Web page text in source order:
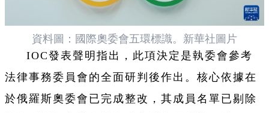
資料圖：國際奧委會五環標識。新華社圖片
IOC發表聲明指出，此項決定是執委會參考
法律事務委員會的全面研判後作出。核心依據在
於俄羅斯奧委會已完成整改，其成員名單已剔除